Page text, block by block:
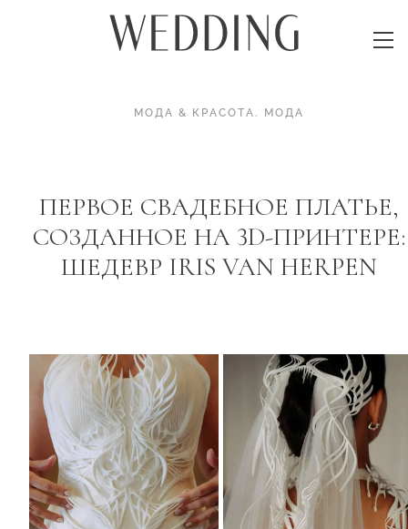
МОДА & КРАСОТА. МОДА
ПЕРВОЕ СВАДЕБНОЕ ПЛАТЬЕ,
СОЗДАННОЕ НА 3D-ПРИНТЕРЕ:
ШЕДЕВР IRIS VAN HERPEN